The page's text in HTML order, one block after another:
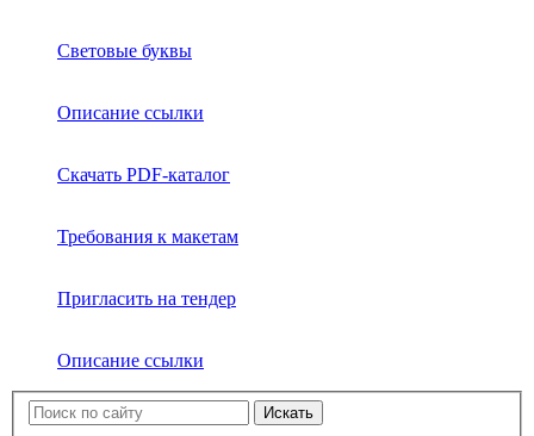
Световые буквы
Описание ссылки
Скачать PDF-каталог
Требования к макетам
Пригласить на тендер
Описание ссылки
Искать